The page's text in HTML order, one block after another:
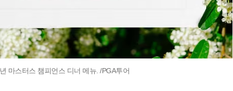
마스터스 챔피언스 디너 메뉴. /PGA투어